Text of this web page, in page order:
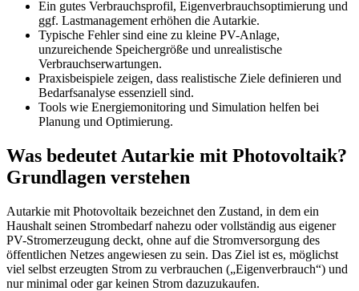
Ein gutes Verbrauchsprofil, Eigenverbrauchsoptimierung und
ggf. Lastmanagement erhöhen die Autarkie.
Typische Fehler sind eine zu kleine PV-Anlage,
unzureichende Speichergröße und unrealistische
Verbrauchserwartungen.
Praxisbeispiele zeigen, dass realistische Ziele definieren und
Bedarfsanalyse essenziell sind.
Tools wie Energiemonitoring und Simulation helfen bei
Planung und Optimierung.
Was bedeutet Autarkie mit Photovoltaik?
Grundlagen verstehen
Autarkie mit Photovoltaik bezeichnet den Zustand, in dem ein
Haushalt seinen Strombedarf nahezu oder vollständig aus eigener
PV-Stromerzeugung deckt, ohne auf die Stromversorgung des
öffentlichen Netzes angewiesen zu sein. Das Ziel ist es, möglichst
viel selbst erzeugten Strom zu verbrauchen („Eigenverbrauch“) und
nur minimal oder gar keinen Strom dazuzukaufen.